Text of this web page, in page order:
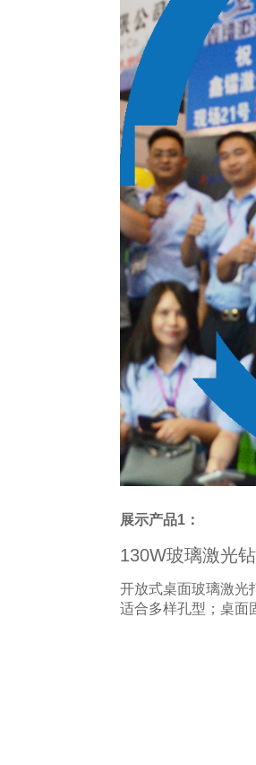
展示产品1：
130W玻璃激光
开放式桌面玻璃激光
适合多样孔型；桌面